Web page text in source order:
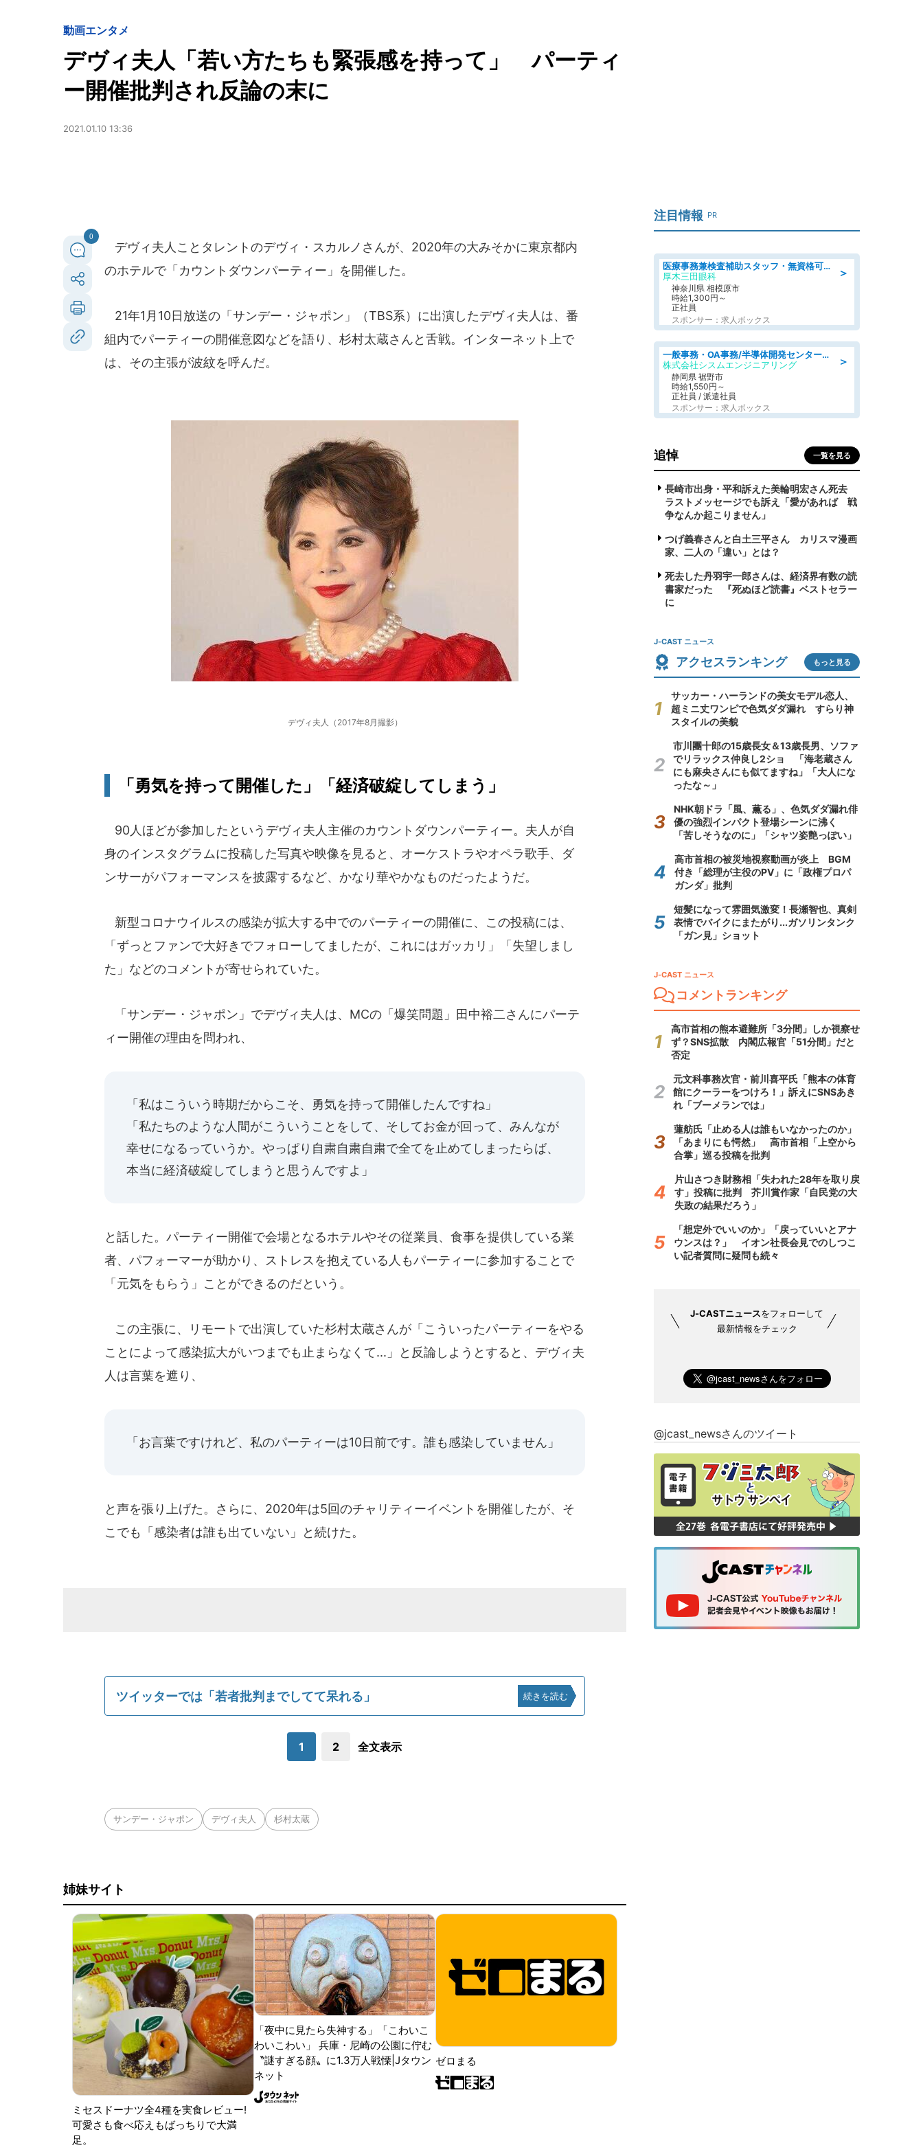
動画エンタメ
デヴィ夫人「若い方たちも緊張感を持って」 パーティ
ー開催批判され反論の末に
2021.01.10 13:36
0
デヴィ夫人ことタレントのデヴィ・スカルノさんが、2020年の大みそかに東京都内
のホテルで「カウントダウンパーティー」を開催した。
21年1月10日放送の「サンデー・ジャポン」（TBS系）に出演したデヴィ夫人は、番
組内でパーティーの開催意図などを語り、杉村太蔵さんと舌戦。インターネット上で
は、その主張が波紋を呼んだ。
デヴィ夫人（2017年8月撮影）
「勇気を持って開催した」「経済破綻してしまう」
90人ほどが参加したというデヴィ夫人主催のカウントダウンパーティー。夫人が自
身のインスタグラムに投稿した写真や映像を見ると、オーケストラやオペラ歌手、ダ
ンサーがパフォーマンスを披露するなど、かなり華やかなものだったようだ。
新型コロナウイルスの感染が拡大する中でのパーティーの開催に、この投稿には、
「ずっとファンで大好きでフォローしてましたが、これにはガッカリ」「失望しまし
た」などのコメントが寄せられていた。
「サンデー・ジャポン」でデヴィ夫人は、MCの「爆笑問題」田中裕二さんにパーテ
ィー開催の理由を問われ、
「私はこういう時期だからこそ、勇気を持って開催したんですね」
「私たちのような人間がこういうことをして、そしてお金が回って、みんなが
幸せになるっていうか。やっぱり自粛自粛自粛で全てを止めてしまったらば、
本当に経済破綻してしまうと思うんですよ」
と話した。パーティー開催で会場となるホテルやその従業員、食事を提供している業
者、パフォーマーが助かり、ストレスを抱えている人もパーティーに参加することで
「元気をもらう」ことができるのだという。
この主張に、リモートで出演していた杉村太蔵さんが「こういったパーティーをやる
ことによって感染拡大がいつまでも止まらなくて...」と反論しようとすると、デヴィ夫
人は言葉を遮り、
「お言葉ですけれど、私のパーティーは10日前です。誰も感染していません」
と声を張り上げた。さらに、2020年は5回のチャリティーイベントを開催したが、そ
こでも「感染者は誰も出ていない」と続けた。
ツイッターでは「若者批判までしてて呆れる」 続きを読む
1 2 全文表示
サンデー・ジャポン デヴィ夫人 杉村太蔵
姉妹サイト
ミセスドーナツ全4種を実食レビュー!
可愛さも食べ応えもばっちりで大満
足。
「夜中に見たら失神する」「こわいこ
わいこわい」 兵庫・尼崎の公園に佇む
〝謎すぎる顔〟に1.3万人戦慄|Jタウン
ネット
ゼロまる
注目情報 PR
＞
医療事務兼検査補助スタッフ・無資格可の看護助手
厚木三田眼科
神奈川県 相模原市
時給1,300円～
正社員
スポンサー：求人ボックス
＞
一般事務・OA事務/半導体開発センター内で事務&軽作業スタッフ、募集
株式会社シスムエンジニアリング
静岡県 裾野市
時給1,550円～
正社員 / 派遣社員
スポンサー：求人ボックス
追悼 一覧を見る
長崎市出身・平和訴えた美輪明宏さん死去
ラストメッセージでも訴え「愛があれば 戦
争なんか起こりません」
つげ義春さんと白土三平さん カリスマ漫画
家、二人の「違い」とは？
死去した丹羽宇一郎さんは、経済界有数の読
書家だった 『死ぬほど読書』ベストセラー
に
J-CAST ニュース
アクセスランキング もっと見る
サッカー・ハーランドの美女モデル恋人、
超ミニ丈ワンピで色気ダダ漏れ すらり神
スタイルの美貌
市川團十郎の15歳長女＆13歳長男、ソファ
でリラックス仲良し2ショ 「海老蔵さん
にも麻央さんにも似てますね」「大人にな
ったな～」
NHK朝ドラ「風、薫る」、色気ダダ漏れ俳
優の強烈インパクト登場シーンに沸く
「苦しそうなのに」「シャツ姿艶っぽい」
高市首相の被災地視察動画が炎上 BGM
付き「総理が主役のPV」に「政権プロパ
ガンダ」批判
短髪になって雰囲気激変！長瀬智也、真剣
表情でバイクにまたがり...ガソリンタンク
「ガン見」ショット
J-CAST ニュース
コメントランキング
高市首相の熊本避難所「3分間」しか視察せ
ず？SNS拡散 内閣広報官「51分間」だと
否定
元文科事務次官・前川喜平氏「熊本の体育
館にクーラーをつけろ！」訴えにSNSあき
れ「ブーメランでは」
蓮舫氏「止める人は誰もいなかったのか」
「あまりにも愕然」 高市首相「上空から
合掌」巡る投稿を批判
片山さつき財務相「失われた28年を取り戻
す」投稿に批判 芥川賞作家「自民党の大
失政の結果だろう」
「想定外でいいのか」「戻っていいとアナ
ウンスは？」 イオン社長会見でのしつこ
い記者質問に疑問も続々
J-CASTニュースをフォローして
最新情報をチェック
@jcast_newsさんのツイート